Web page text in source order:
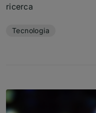
ricerca
Tecnologia